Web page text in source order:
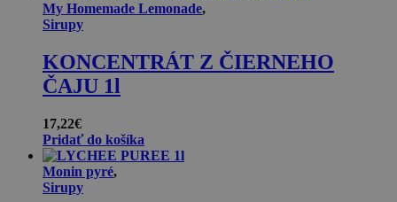
My Homemade Lemonade,
Sirupy
KONCENTRÁT Z ČIERNEHO
ČAJU 1l
17,22€
Pridať do košíka
Monin pyré,
Sirupy